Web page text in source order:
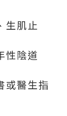
生肌止
性陰道
或醫生指